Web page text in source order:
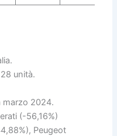
unità.
marzo 2024.
(-56,16%)
Peugeot